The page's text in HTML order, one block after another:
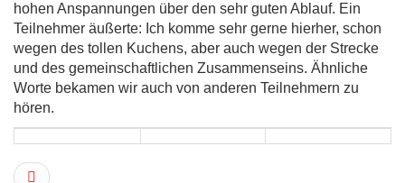
hohen Anspannungen über den sehr guten Ablauf. Ein
Teilnehmer äußerte: Ich komme sehr gerne hierher, schon
wegen des tollen Kuchens, aber auch wegen der Strecke
und des gemeinschaftlichen Zusammenseins. Ähnliche
Worte bekamen wir auch von anderen Teilnehmern zu
hören.